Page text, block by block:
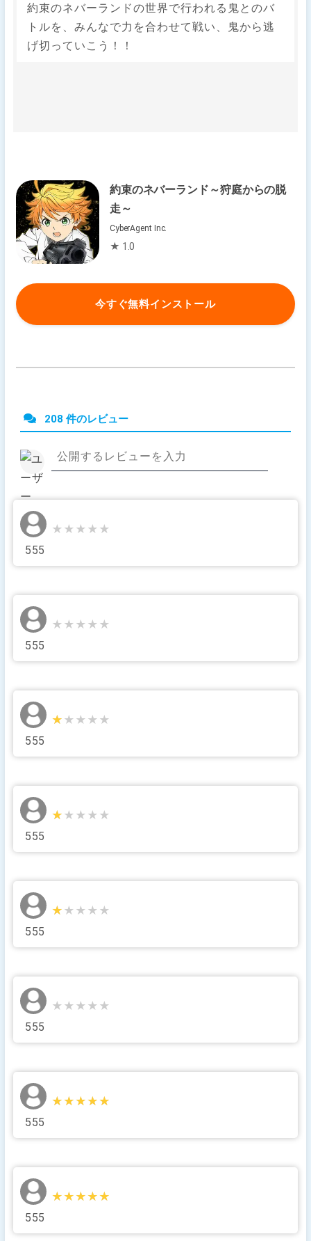
約束のネバーランドの世界で行われる鬼とのバ
トルを、みんなで力を合わせて戦い、鬼から逃
げ切っていこう！！
約束のネバーランド～狩庭からの脱
走～
CyberAgent Inc.
★ 1.0
今すぐ無料インストール
208 件のレビュー
★★★★★
★★★★★
555
★★★★★
★★★★★
555
★★★★★
★★★★★
555
★★★★★
★★★★★
555
★★★★★
★★★★★
555
★★★★★
★★★★★
555
★★★★★
★★★★★
555
★★★★★
★★★★★
555